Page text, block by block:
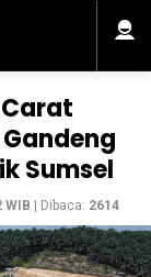
Sumsel
WIB | Dibaca: 2614